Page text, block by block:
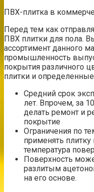
ПВХ-плитка в
Перед тем как
ПВХ плитки для пола.
ассортимент данного
промышленность
покрытия различного
плитки и
Средний срок
лет. Впрочем, за
делать ремонт и
покрытие
Ограничения по
применять плитку
температура
Поверхность
разлитым
на его основе.